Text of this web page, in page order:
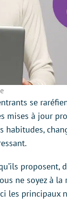
se
mises à jour
habitudes,
proposent,
ne soyez à la
les principaux